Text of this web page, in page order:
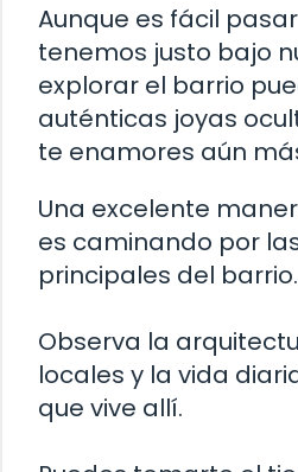
Aunque es fácil
tenemos justo bajo
explorar el barrio
auténticas joyas
te enamores aún
Una excelente
es caminando por
principales del barrio.
Observa la
locales y la vida
que vive allí.